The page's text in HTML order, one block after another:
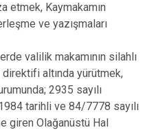
etmek, Kaymakamın
ve yazışmaları
valilik makamının silahlı
altında yürütmek,
2935 sayılı
tarihli ve 84/7778 sayılı
giren Olağanüstü Hal